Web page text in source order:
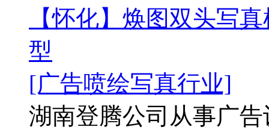
【怀化】焕图双头写
型
[广告喷绘写真行业]
湖南登腾公司从事广